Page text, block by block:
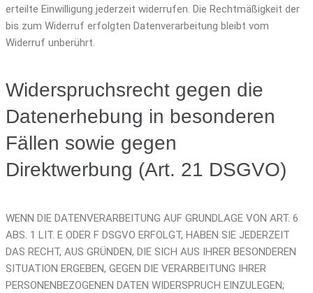
erteilte Einwilligung jederzeit widerrufen. Die Rechtmäßigkeit der
bis zum Widerruf erfolgten Datenverarbeitung bleibt vom
Widerruf unberührt.
Widerspruchsrecht gegen die
Datenerhebung in besonderen
Fällen sowie gegen
Direktwerbung (Art. 21 DSGVO)
WENN DIE DATENVERARBEITUNG AUF GRUNDLAGE VON ART. 6
ABS. 1 LIT. E ODER F DSGVO ERFOLGT, HABEN SIE JEDERZEIT
DAS RECHT, AUS GRÜNDEN, DIE SICH AUS IHRER BESONDEREN
SITUATION ERGEBEN, GEGEN DIE VERARBEITUNG IHRER
PERSONENBEZOGENEN DATEN WIDERSPRUCH EINZULEGEN;